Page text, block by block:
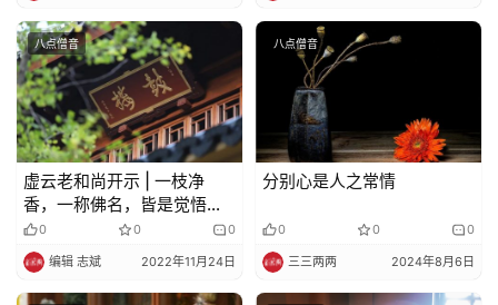
八点僧音
虚云老和尚开示 | 一枝净
香，一称佛名，皆是觉悟正
因0 0 0
编辑 志斌 2022年11月24日
八点僧音
分别心是人之常情
0 0 0
三三两两 2024年8月6日